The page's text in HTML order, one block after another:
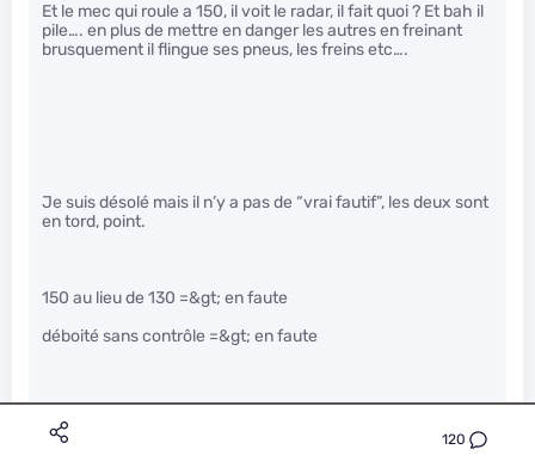
120
Et le mec qui roule a 150, il voit le radar, il fait quoi ? Et bah il
pile…. en plus de mettre en danger les autres en freinant
brusquement il flingue ses pneus, les freins etc….
Je suis désolé mais il n’y a pas de “vrai fautif”, les deux sont
en tord, point.
150 au lieu de 130 =&gt; en faute
déboité sans contrôle =&gt; en faute
dangereux uniquement si un autre mec le colle à 150. Si tu